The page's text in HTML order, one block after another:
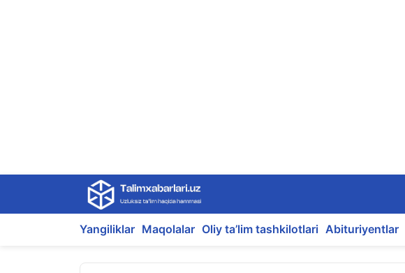
content
Yangiliklar Maqolalar Oliy ta’lim tashkilotlari Abituriyentlar